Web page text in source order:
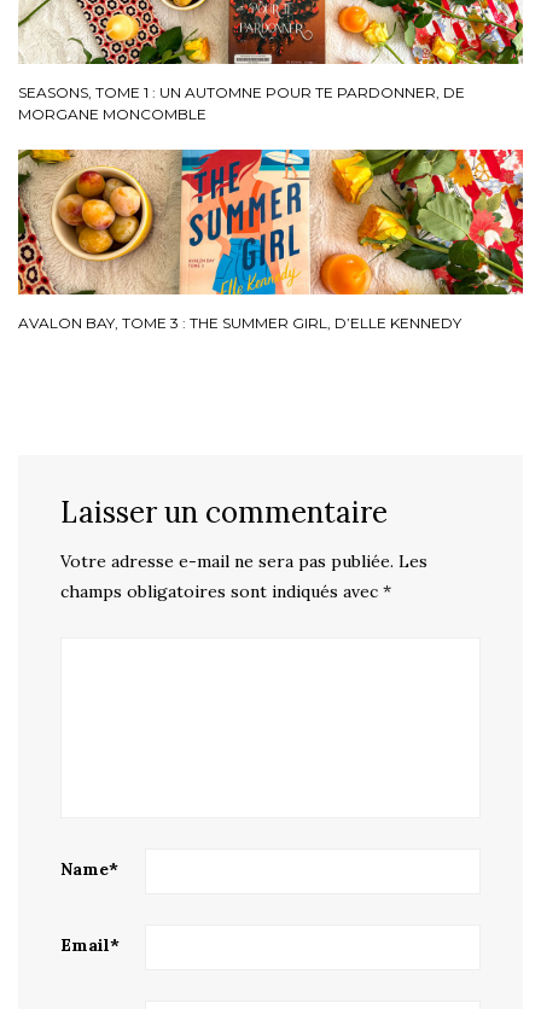
SEASONS, TOME 1 : UN AUTOMNE POUR TE PARDONNER, DE
MORGANE MONCOMBLE
AVALON BAY, TOME 3 : THE SUMMER GIRL, D’ELLE KENNEDY
Laisser un commentaire
Votre adresse e-mail ne sera pas publiée. Les
champs obligatoires sont indiqués avec *
Name*
Email*